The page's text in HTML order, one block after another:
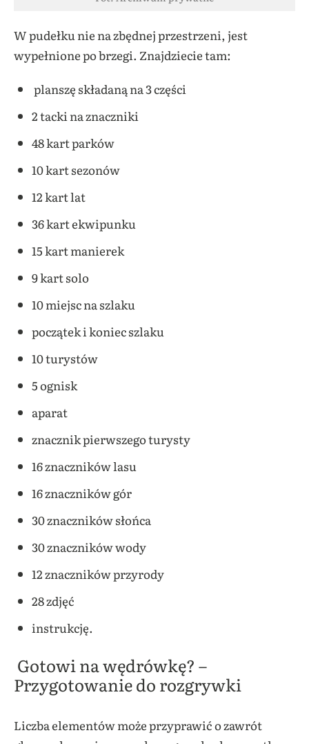
W pudełku nie na zbędnej przestrzeni, jest
wypełnione po brzegi. Znajdziecie tam:
planszę składaną na 3 części
2 tacki na znaczniki
48 kart parków
10 kart sezonów
12 kart lat
36 kart ekwipunku
15 kart manierek
9 kart solo
10 miejsc na szlaku
początek i koniec szlaku
10 turystów
5 ognisk
aparat
znacznik pierwszego turysty
16 znaczników lasu
16 znaczników gór
30 znaczników słońca
30 znaczników wody
12 znaczników przyrody
28 zdjęć
instrukcję.
Gotowi na wędrówkę? –
Przygotowanie do rozgrywki
Liczba elementów może przyprawić o zawrót